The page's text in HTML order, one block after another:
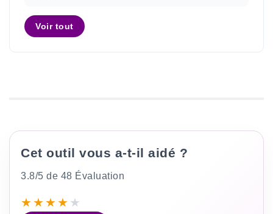
Voir tout
Cet outil vous a-t-il aidé ?
3.8/5 de 48 Évaluation
★★★★ ★